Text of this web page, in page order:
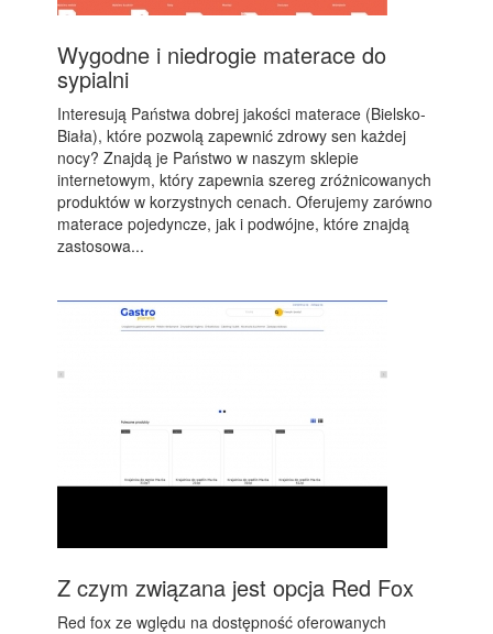
Wygodne i niedrogie materace do
sypialni
Interesują Państwa dobrej jakości materace (Bielsko-
Biała), które pozwolą zapewnić zdrowy sen każdej
nocy? Znajdą je Państwo w naszym sklepie
internetowym, który zapewnia szereg zróżnicowanych
produktów w korzystnych cenach. Oferujemy zarówno
materace pojedyncze, jak i podwójne, które znajdą
zastosowa...
Z czym związana jest opcja Red Fox
Red fox ze wględu na dostępność oferowanych